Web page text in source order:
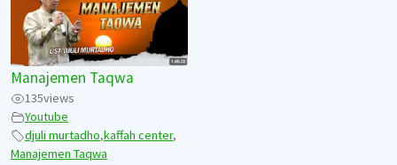
Manajemen Taqwa
135views
Youtube
djuli murtadho,kaffah center,
Manajemen Taqwa